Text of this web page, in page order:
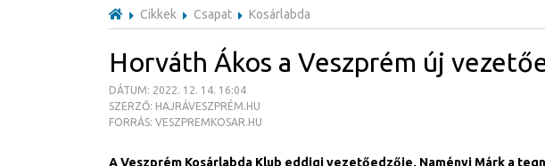
Cikkek Csapat Kosárlabda
Horváth Ákos a Veszprém új
DÁTUM: 2022. 12. 14. 16:04
SZERZŐ: HAJRÁVESZPRÉM.HU
FORRÁS: VESZPREMKOSAR.HU
A Veszprém Kosárlabda Klub eddigi vezetőedzője, Naményi Márk a